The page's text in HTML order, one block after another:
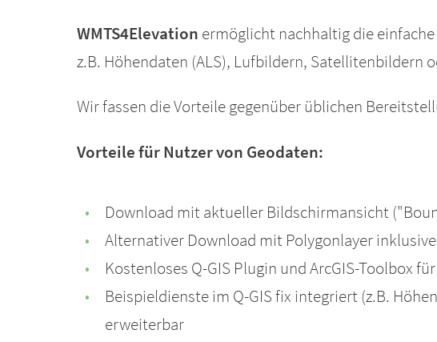
WMTS4Elevation ermöglicht nachhaltig die
z.B. Höhendaten (ALS), Lufbildern, Satellitenbildern
Wir fassen die Vorteile gegenüber üblichen
Vorteile für Nutzer von Geodaten:
Download mit aktueller Bildschirmansicht
Alternativer Download mit Polygonlayer
Kostenloses Q-GIS Plugin und ArcGIS-Toolbox
Beispieldienste im Q-GIS fix integriert (z.B.
erweiterbar